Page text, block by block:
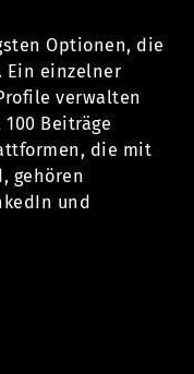
Optionen, die
Ein einzelner
verwalten
Beiträge
die mit
gehören
und